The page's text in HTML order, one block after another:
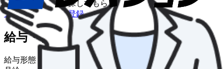
自分に合う求人を探してもらう
まずは無料で会員登録
給与・福利厚生
給与形態